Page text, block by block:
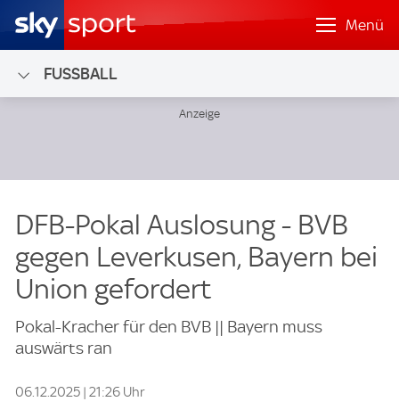
Menü
FUSSBALL
DFB-Pokal Auslosung - BVB
gegen Leverkusen, Bayern bei
Union gefordert
Pokal-Kracher für den BVB || Bayern muss
auswärts ran
06.12.2025 | 21:26 Uhr